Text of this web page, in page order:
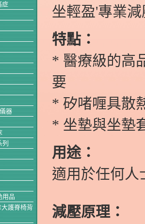
症
器
用品
護脊椅背
坐輕盈'專業
特點：
* 醫療級的高
要
* 矽啫喱具散
* 坐墊與坐墊
用途：
適用於任何人
減壓原理：